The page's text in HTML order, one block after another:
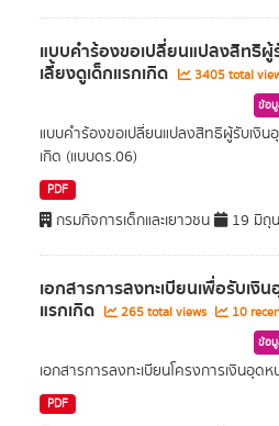
แบบคำร้องขอเปลี่ยนแปลงสิทธิ
เลี้ยงดูเด็กแรกเกิด 3405 total
ข้อมู
แบบคำร้องขอเปลี่ยนแปลงสิทธิผู้รับเงิน
เกิด (แบบดร.06)
PDF
กรมกิจการเด็กและเยาวชน 19 มิถุ
เอกสารการลงทะเบียนเพื่อรับเงิ
แรกเกิด 265 total views 10
ข้อมู
เอกสารการลงทะเบียนโครงการเงินอุด
PDF